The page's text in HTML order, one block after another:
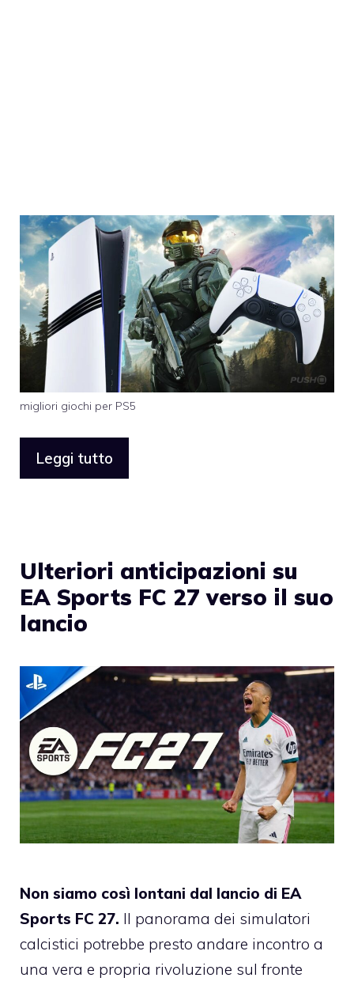
migliori giochi per PS5
Leggi tutto
Ulteriori anticipazioni su
EA Sports FC 27 verso il suo
lancio
Non siamo così lontani dal lancio di EA
Sports FC 27. Il panorama dei simulatori
calcistici potrebbe presto andare incontro a
una vera e propria rivoluzione sul fronte